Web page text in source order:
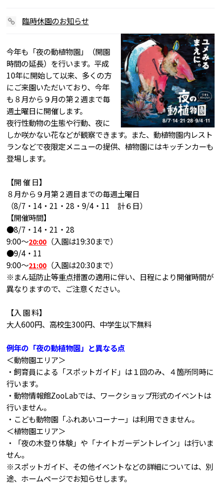
臨時休園のお知らせ
今年も「夜の動植物園」（開園
時間の延長）を行います。平成
10年に開始して以来、多くの方
にご来園いただいており、今年
も８月から９月の第２週まで毎
週土曜日に開催します。
夜行性動物の生態や行動、夜に
しか咲かない花などが観察できます。また、動植物園内レスト
ランなどで夜限定メニューの提供、植物園にはキッチンカーも
登場します。
【開 催 日】
８月から９月第２週目までの毎週土曜日
（8/7・14・21・28・9/4・11 計６日）
【開催時間】
●8/7・14・21・28
9:00～20:00 （入園は19:30まで）
●9/4・11
9:00～21:00 （入園は20:30まで）
※まん延防止等重点措置の適用に伴い、日程により開催時間が
異なりますので、ご注意ください。
【入 園 料】
大人600円、高校生300円、中学生以下無料
例年の「夜の動植物園」と異なる点
＜動物園エリア＞
・飼育員による「スポットガイド」は１回のみ、４箇所同時に
行います。
・動物情報館ZooLabでは、ワークショップ形式のイベントは
行いません。
・こども動物園「ふれあいコーナー」は利用できません。
＜植物園エリア＞
・「夜の木登り体験」や「ナイトガーデントレイン」は行いま
せん。
※スポットガイド、その他イベントなどの詳細については、別
途、ホームページでお知らせします。